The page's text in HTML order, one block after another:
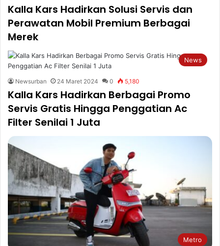
Kalla Kars Hadirkan Solusi Servis dan
Perawatan Mobil Premium Berbagai
Merek
News
Newsurban 24 Maret 2024 0 5,180
Kalla Kars Hadirkan Berbagai Promo
Servis Gratis Hingga Penggatian Ac
Filter Senilai 1 Juta
Metro